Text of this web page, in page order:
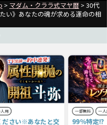
> マダム・クララ式マヤ暦 > 30代
い》あなたの魂が求める運命の相
用
ださい※あなたと交
一部無料 一人用
99％特定!?